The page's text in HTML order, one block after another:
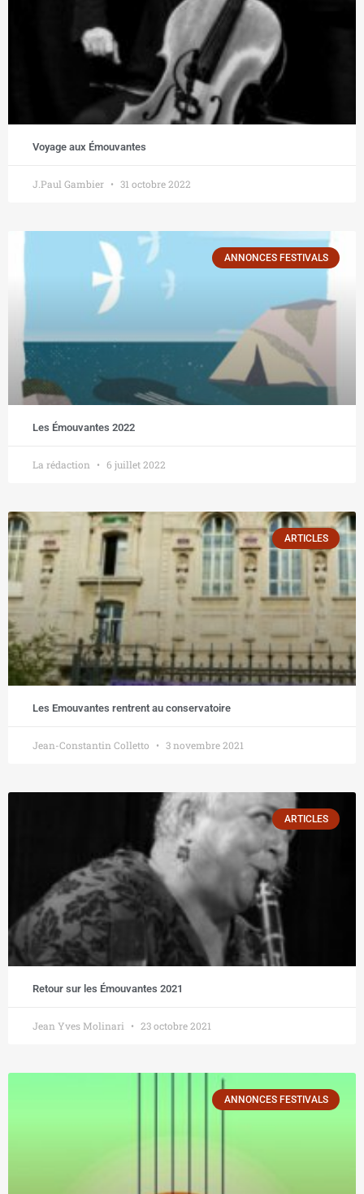
Voyage aux Émouvantes
J.Paul Gambier 31 octobre 2022
ANNONCES FESTIVALS
Les Émouvantes 2022
La rédaction 6 juillet 2022
ARTICLES
Les Emouvantes rentrent au conservatoire
Jean-Constantin Colletto 3 novembre 2021
ARTICLES
Retour sur les Émouvantes 2021
Jean Yves Molinari 23 octobre 2021
ANNONCES FESTIVALS